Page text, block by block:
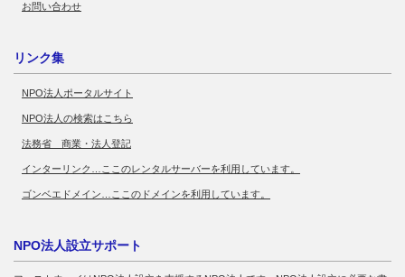
お問い合わせ
リンク集
NPO法人ポータルサイト
NPO法人の検索はこちら
法務省 商業・法人登記
インターリンク…ここのレンタルサーバーを利用しています。
ゴンベエドメイン…ここのドメインを利用しています。
NPO法人設立サポート